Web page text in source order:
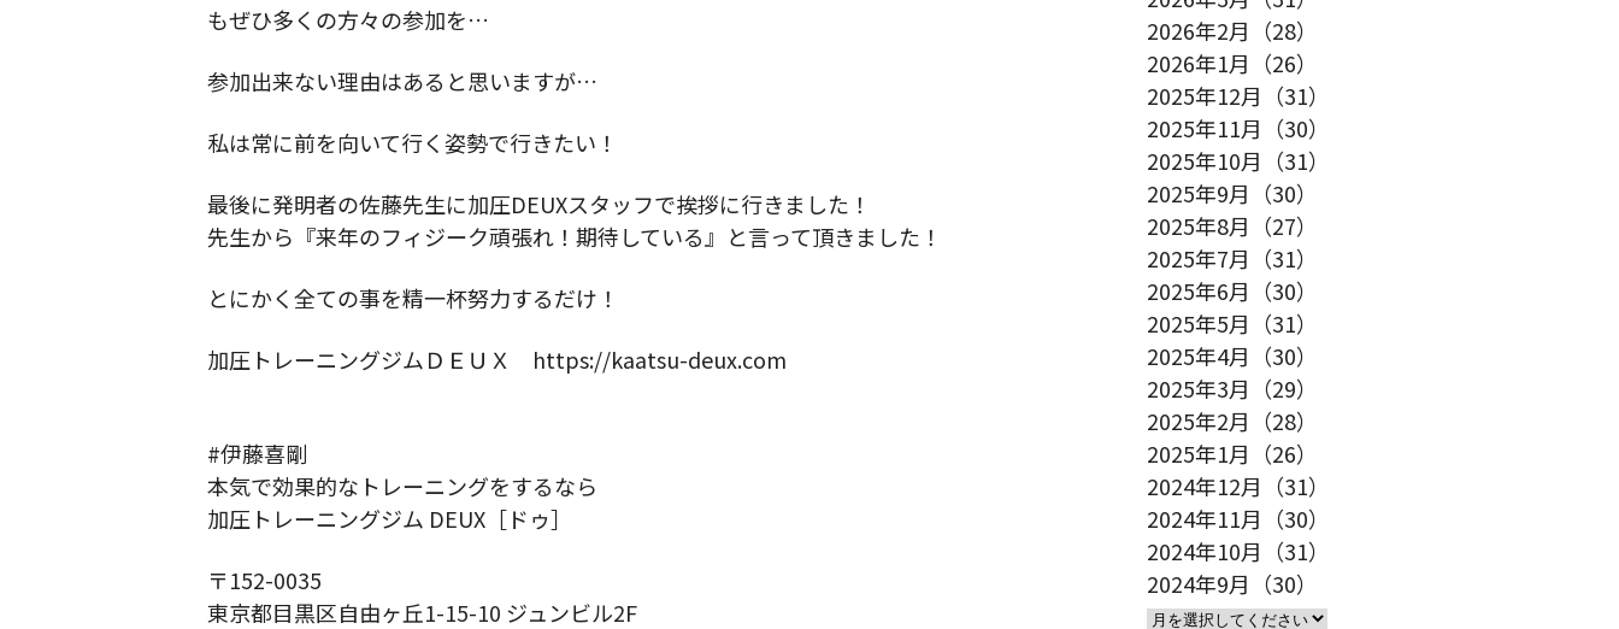
もぜひ多くの方々の参加を…
参加出来ない理由はあると思いますが…
私は常に前を向いて行く姿勢で行きたい！
最後に発明者の佐藤先生に加圧DEUXスタッフで挨拶に行きました！
先生から『来年のフィジーク頑張れ！期待している』と言って頂きました！
とにかく全ての事を精一杯努力するだけ！
加圧トレーニングジムＤＥＵＸ https://kaatsu-deux.com
#伊藤喜剛
本気で効果的なトレーニングをするなら
加圧トレーニングジム DEUX［ドゥ］
〒152-0035
東京都目黒区自由ヶ丘1-15-10 ジュンビル2F
2026年2月（28）
2026年1月（26）
2025年12月（31）
2025年11月（30）
2025年10月（31）
2025年9月（30）
2025年8月（27）
2025年7月（31）
2025年6月（30）
2025年5月（31）
2025年4月（30）
2025年3月（29）
2025年2月（28）
2025年1月（26）
2024年12月（31）
2024年11月（30）
2024年10月（31）
2024年9月（30）